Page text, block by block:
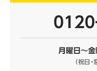
月曜日～
（祝日